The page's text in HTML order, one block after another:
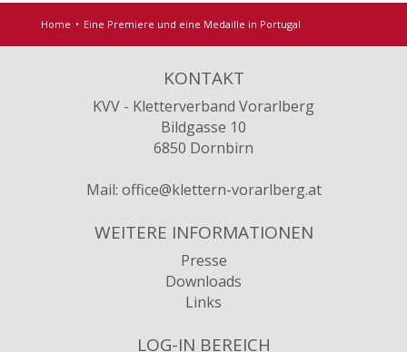
Home Eine Premiere und eine Medaille in Portugal
KONTAKT
KVV - Kletterverband Vorarlberg
Bildgasse 10
6850 Dornbirn
Mail: office@klettern-vorarlberg.at
WEITERE INFORMATIONEN
Presse
Downloads
Links
LOG-IN BEREICH